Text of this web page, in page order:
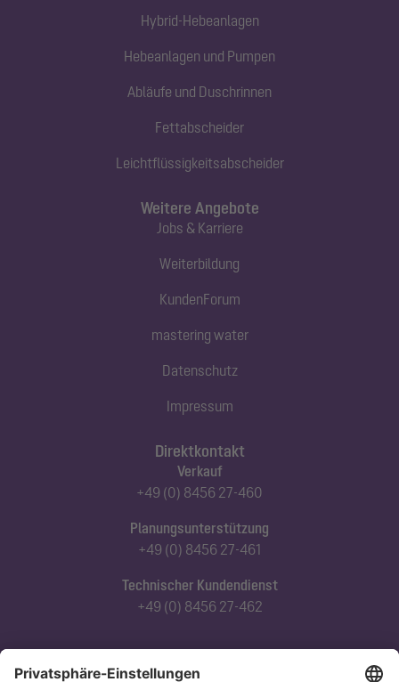
Hybrid-Hebeanlagen
Hebeanlagen und Pumpen
Abläufe und Duschrinnen
Fettabscheider
Leichtflüssigkeitsabscheider
Direktkontakt
Verkauf
+49 (0) 8456 27-460
Planungsunterstützung
+49 (0) 8456 27-461
Technischer Kundendienst
+49 (0) 8456 27-462
Abonnieren Sie unseren Newsletter
Weitere Angebote
Jobs & Karriere
Weiterbildung
KundenForum
mastering water
Datenschutz
Impressum